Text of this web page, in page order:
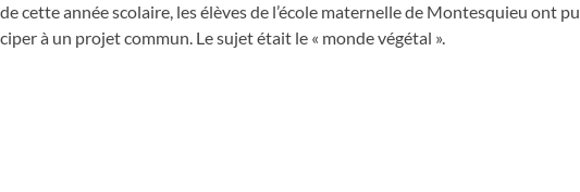
cette année scolaire, les élèves de l’école maternelle de Montesquieu ont pu
à un projet commun. Le sujet était le « monde végétal ».